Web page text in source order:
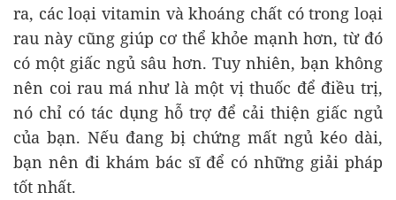
ra, các loại vitamin và khoáng chất có trong loại
rau này cũng giúp cơ thể khỏe mạnh hơn, từ đó
có một giấc ngủ sâu hơn. Tuy nhiên, bạn không
nên coi rau má như là một vị thuốc để điều trị,
nó chỉ có tác dụng hỗ trợ để cải thiện giấc ngủ
của bạn. Nếu đang bị chứng mất ngủ kéo dài,
bạn nên đi khám bác sĩ để có những giải pháp
tốt nhất.